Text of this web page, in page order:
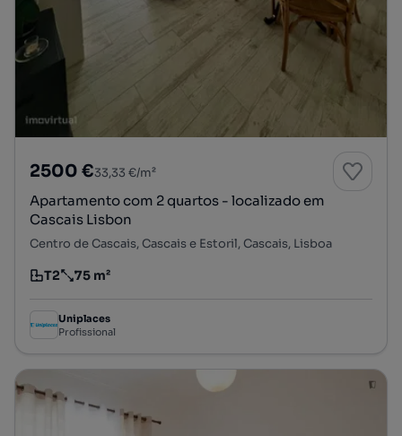
2500 €33,33 €/m²
Apartamento com 2 quartos - localizado em
Cascais Lisbon
Centro de Cascais, Cascais e Estoril, Cascais, Lisboa
Tipologia
T2
Preço por metro quadrado
75 m²
Uniplaces
Profissional